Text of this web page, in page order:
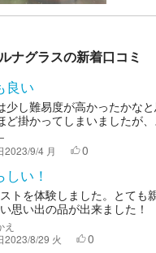
ナグラスの新着口コミ
良い
少し難易度が高かったかな
ど掛かってしまいましたが
2023/9/4 月 0
い！
トを体験しました。とても
思い出の品が出来ました！
え
2023/8/29 火 0